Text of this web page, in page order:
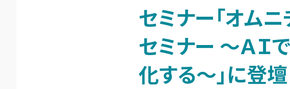
セミナー「オム
セミナー ～ＡＩ
化する～」に登壇